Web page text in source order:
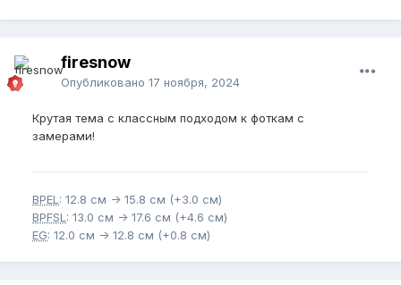
firesnow
Опубликовано 17 ноября, 2024
Крутая тема с классным подходом к фоткам с
замерами!
BPEL : 12.8 см -> 15.8 см (+3.0 см)
BPFSL : 13.0 см -> 17.6 см (+4.6 см)
EG: 12.0 см -> 12.8 см (+0.8 см)